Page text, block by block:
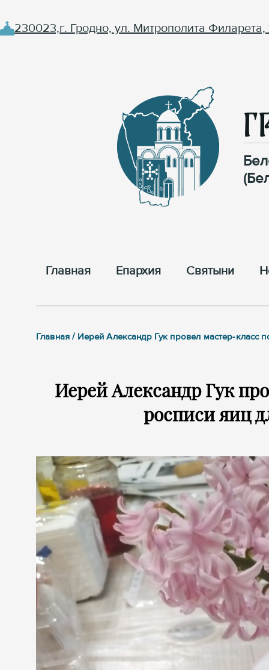
230023,г. Гродно, ул. Митрополита Филарета,
Главная Епархия Cвятыни
Главная / Иерей Александр Гук провел мастер-класс
Иерей Александр Гук
росписи яиц